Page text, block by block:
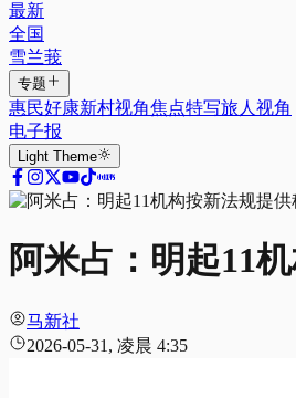
最新
全国
雪兰莪
专题
惠民好康新村视角焦点特写旅人视角
电子报
Light Theme
阿米占：明起11
马新社
2026-05-31, 凌晨 4:35